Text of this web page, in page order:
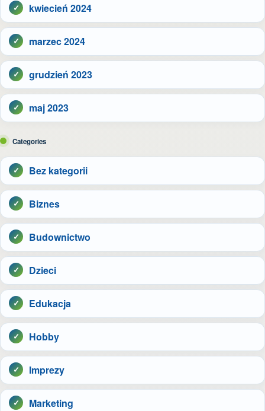
kwiecień 2024
marzec 2024
grudzień 2023
maj 2023
Categories
Bez kategorii
Biznes
Budownictwo
Dzieci
Edukacja
Hobby
Imprezy
Marketing